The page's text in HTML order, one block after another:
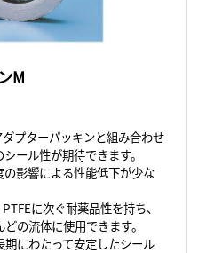
M
プターパッキンと組み合わせ
ール性が期待できます。
影響による性能低下が少な
に次ぐ耐薬品性を持ち、
の流体に使用できます。
にわたって安定したシール